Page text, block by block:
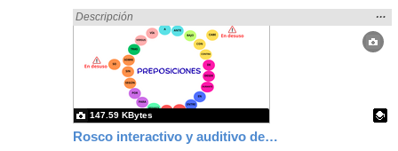
Rosco interactivo y auditivo de las preposiciones (DUA)
Encontrado «Diseño» en:
Descripción
la
…
147.59 KBytes